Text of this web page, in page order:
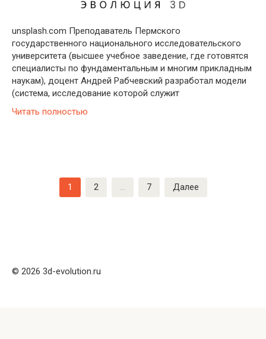
unsplash.com Преподаватель Пермского
государственного национального исследовательского
университета (высшее учебное заведение, где готовятся
специалисты по фундаментальным и многим прикладным
наукам), доцент Андрей Рабчевский разработал модели
(система, исследование которой служит
Читать полностью
1 2 … 7 Далее
© 2026 3d-evolution.ru